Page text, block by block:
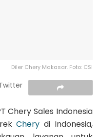
Diler Chery Makasar. Foto: CSI
Chery Sales Indonesia
Chery di Indonesia,